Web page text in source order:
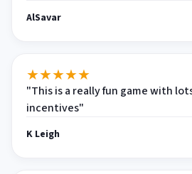
AlSavar
★★★★★
"This is a really fun game with
incentives"
K Leigh